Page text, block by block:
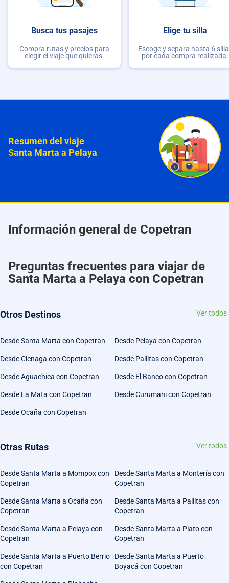
Busca tus pasajes
Compra rutas y precios para
elegir el viaje que quieras.
Elige tu silla
Escoge y separa hasta 6
por cada compra realizada.
Resumen del viaje
Santa Marta a Pelaya
Información general de Copetran
Preguntas frecuentes para viajar de
Santa Marta a Pelaya con Copetran
Otros Destinos Ver todos
Desde Santa Marta con Copetran Desde Pelaya con Copetran
Desde Cienaga con Copetran Desde Pailitas con Copetran
Desde Aguachica con Copetran Desde El Banco con Copetran
Desde La Mata con Copetran Desde Curumani con Copetran
Desde Ocaña con Copetran
Otras Rutas Ver todos
Desde Santa Marta a Mompox con
Copetran
Desde Santa Marta a Montería con
Copetran
Desde Santa Marta a Ocaña con
Copetran
Desde Santa Marta a Pailitas con
Copetran
Desde Santa Marta a Pelaya con
Copetran
Desde Santa Marta a Plato con
Copetran
Desde Santa Marta a Puerto Berrio
con Copetran
Desde Santa Marta a Puerto
Boyacá con Copetran